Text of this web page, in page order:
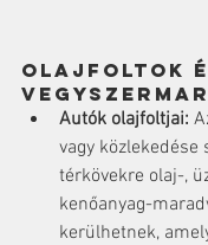
Olajfoltok
Autók olajfoltjai:
vagy közlekedése
térkövekre olaj-,
kenőanyag-
kerülhetnek,